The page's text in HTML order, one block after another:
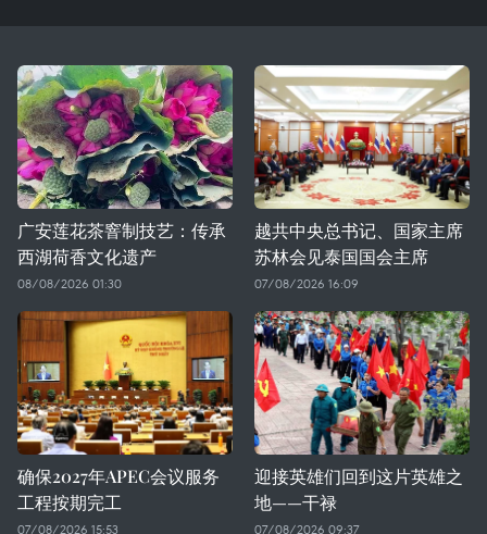
广安莲花茶窨制技艺：传承
西湖荷香文化遗产
08/08/2026 01:30
越共中央总书记、国家主席
苏林会见泰国国会主席
07/08/2026 16:09
确保2027年APEC会议服务
工程按期完工
07/08/2026 15:53
迎接英雄们回到这片英雄之
地——干禄
07/08/2026 09:37